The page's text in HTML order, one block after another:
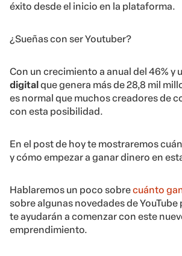
éxito desde el inicio en la plataforma.
¿Sueñas con ser Youtuber?
Con un crecimiento a anual del 46% y
digital que genera más de 28,8 mil
es normal que muchos creadores de
con esta posibilidad.
En el post de hoy te mostraremos
y cómo empezar a ganar dinero en
Hablaremos un poco sobrecuánto
sobre algunas novedades de YouTube
te ayudarán a comenzar con este
emprendimiento.